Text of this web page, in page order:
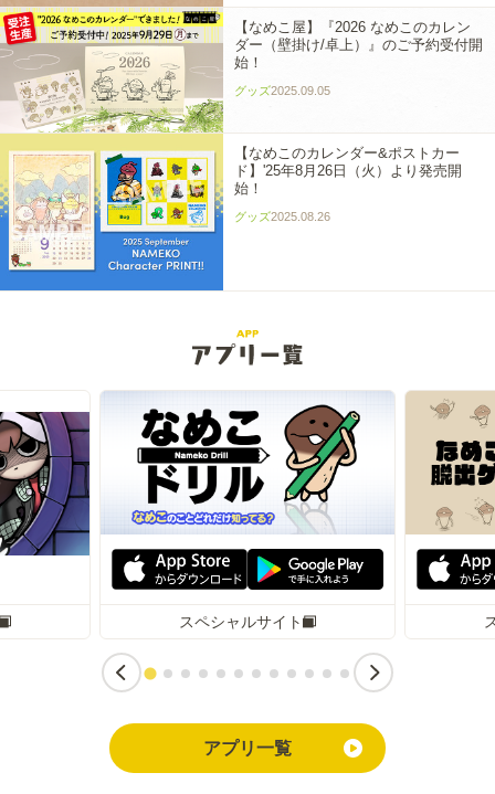
【なめこ屋】『2026 なめこのカレン
ダー（壁掛け/卓上）』のご予約受付開
始！
グッズ2025.09.05
【なめこのカレンダー&ポストカー
ド】'25年8月26日（火）より発売開
始！
グッズ2025.08.26
スペシャルサイト
アプリ一覧